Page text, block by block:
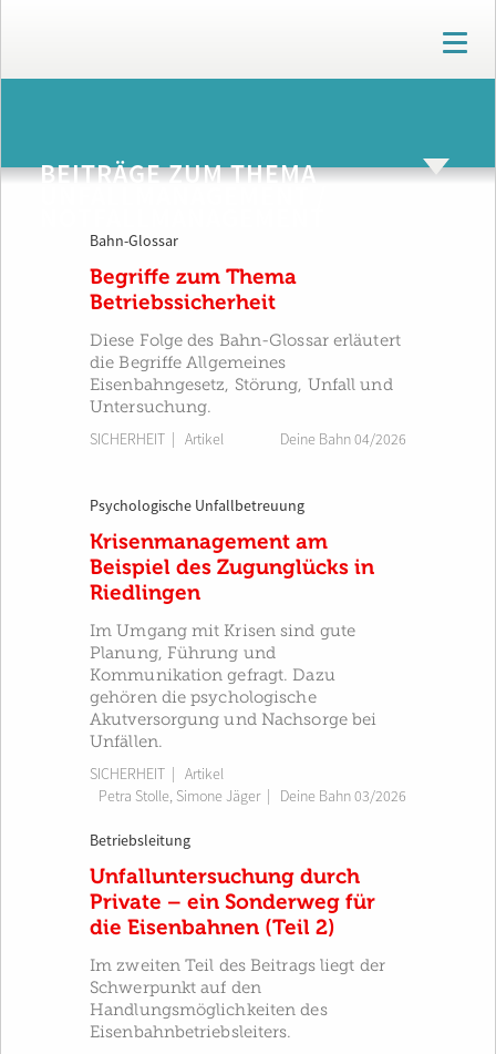
T
o
g
n
BEITRÄGE ZUM THEMA
Bahn-Glossar
Begriffe zum Thema
Betriebssicherheit
Diese Folge des Bahn-Glossar erläutert
die Begriffe Allgemeines
Eisenbahngesetz, Störung, Unfall und
Untersuchung.
SICHERHEIT | Artikel Deine Bahn 04/2026
Psychologische Unfallbetreuung
Krisenmanagement am
Beispiel des Zugunglücks in
Riedlingen
Im Umgang mit Krisen sind gute
Planung, Führung und
Kommunikation gefragt. Dazu
gehören die psychologische
Akutversorgung und Nachsorge bei
Unfällen.
SICHERHEIT | Artikel
Petra Stolle, Simone Jäger| Deine Bahn 03/2026
Betriebsleitung
Unfalluntersuchung durch
Private – ein Sonderweg für
die Eisenbahnen (Teil 2)
Im zweiten Teil des Beitrags liegt der
Schwerpunkt auf den
Handlungsmöglichkeiten des
Eisenbahnbetriebsleiters.